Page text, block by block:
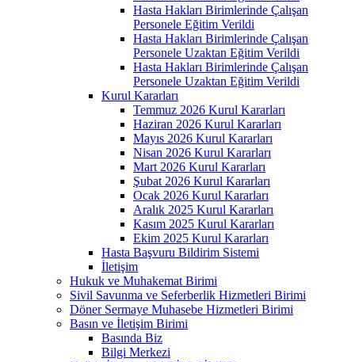
Hasta Hakları Birimlerinde Çalışan
Personele Eğitim Verildi
Hasta Hakları Birimlerinde Çalışan
Personele Uzaktan Eğitim Verildi
Hasta Hakları Birimlerinde Çalışan
Personele Uzaktan Eğitim Verildi
Kurul Kararları
Temmuz 2026 Kurul Kararları
Haziran 2026 Kurul Kararları
Mayıs 2026 Kurul Kararları
Nisan 2026 Kurul Kararları
Mart 2026 Kurul Kararları
Şubat 2026 Kurul Kararları
Ocak 2026 Kurul Kararları
Aralık 2025 Kurul Kararları
Kasım 2025 Kurul Kararları
Ekim 2025 Kurul Kararları
Hasta Başvuru Bildirim Sistemi
İletişim
Hukuk ve Muhakemat Birimi
Sivil Savunma ve Seferberlik Hizmetleri Birimi
Döner Sermaye Muhasebe Hizmetleri Birimi
Basın ve İletişim Birimi
Basında Biz
Bilgi Merkezi